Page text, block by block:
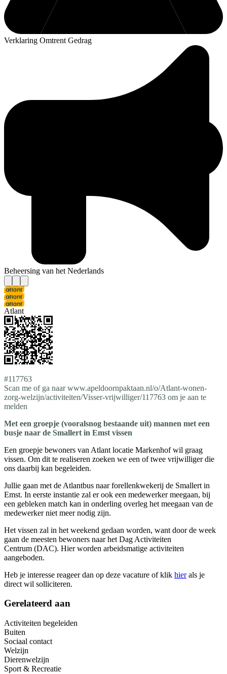
Verklaring Omtrent Gedrag
Beheersing van het Nederlands
Atlant
#117763
Scan me of ga naar www.apeldoornpaktaan.nl/o/Atlant-wonen-
zorg-welzijn/activiteiten/Visser-vrijwilliger/117763 om je aan te
melden
Met een groepje (vooralsnog bestaande uit) mannen met een
busje naar de Smallert in Emst vissen
Een groepje bewoners van Atlant locatie Markenhof wil graag
vissen. Om dit te realiseren zoeken we een of twee vrijwilliger die
ons daarbij kan begeleiden.
Jullie gaan met de Atlantbus naar forellenkwekerij de Smallert in
Emst. In eerste instantie zal er ook een medewerker meegaan, bij
een gebleken match kan in onderling overleg het meegaan van de
medewerker niet meer nodig zijn.
Het vissen zal in het weekend gedaan worden, want door de week
gaan de meesten bewoners naar het Dag Activiteiten
Centrum (DAC). Hier worden arbeidsmatige activiteiten
aangeboden.
Heb je interesse reageer dan op deze vacature of klik hierals je
direct wil solliciteren.
Gerelateerd aan
Activiteiten begeleiden
Buiten
Sociaal contact
Welzijn
Dierenwelzijn
Sport & Recreatie